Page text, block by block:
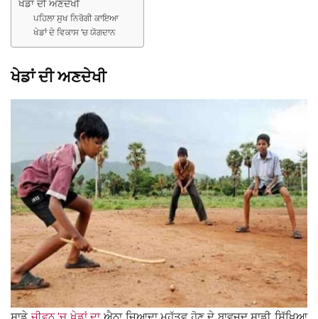
ਖੇਡਾਂ ਦੀ ਅਣਦੇਖੀ
ਪਹਿਲਾ ਸੁਖ ਨਿਰੋਗੀ ਕਾਇਆ
ਖੇਡਾਂ ਦੇ ਵਿਕਾਸ ’ਚ ਯੋਗਦਾਨ
ਖੇਡਾਂ ਦੀ ਅਣਦੇਖੀ